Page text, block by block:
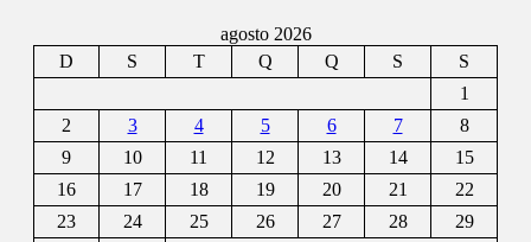
agosto 2026
D
S T Q Q S
S
1
2
3 4 5 6 7
8
9
10 11 12 13 14
15
16
17 18 19 20 21
22
23
24 25 26 27 28
29